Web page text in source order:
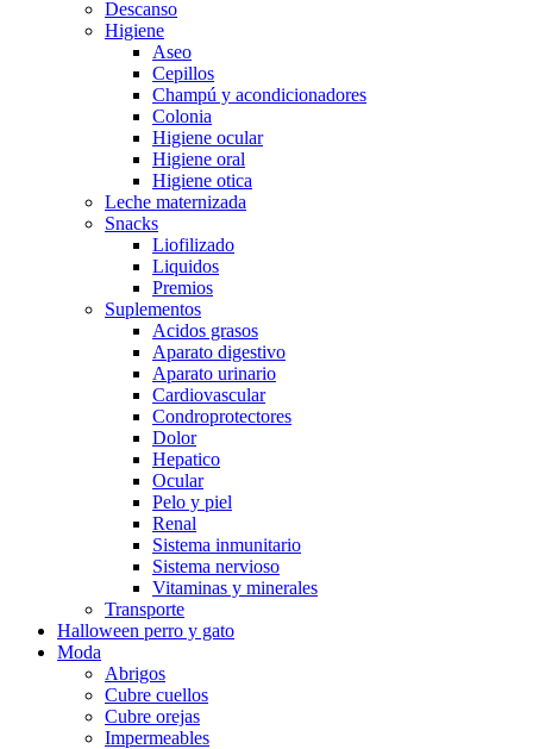
Descanso
Higiene
Aseo
Cepillos
Champú y acondicionadores
Colonia
Higiene ocular
Higiene oral
Higiene otica
Leche maternizada
Snacks
Liofilizado
Liquidos
Premios
Suplementos
Acidos grasos
Aparato digestivo
Aparato urinario
Cardiovascular
Condroprotectores
Dolor
Hepatico
Ocular
Pelo y piel
Renal
Sistema inmunitario
Sistema nervioso
Vitaminas y minerales
Transporte
Halloween perro y gato
Moda
Abrigos
Cubre cuellos
Cubre orejas
Impermeables